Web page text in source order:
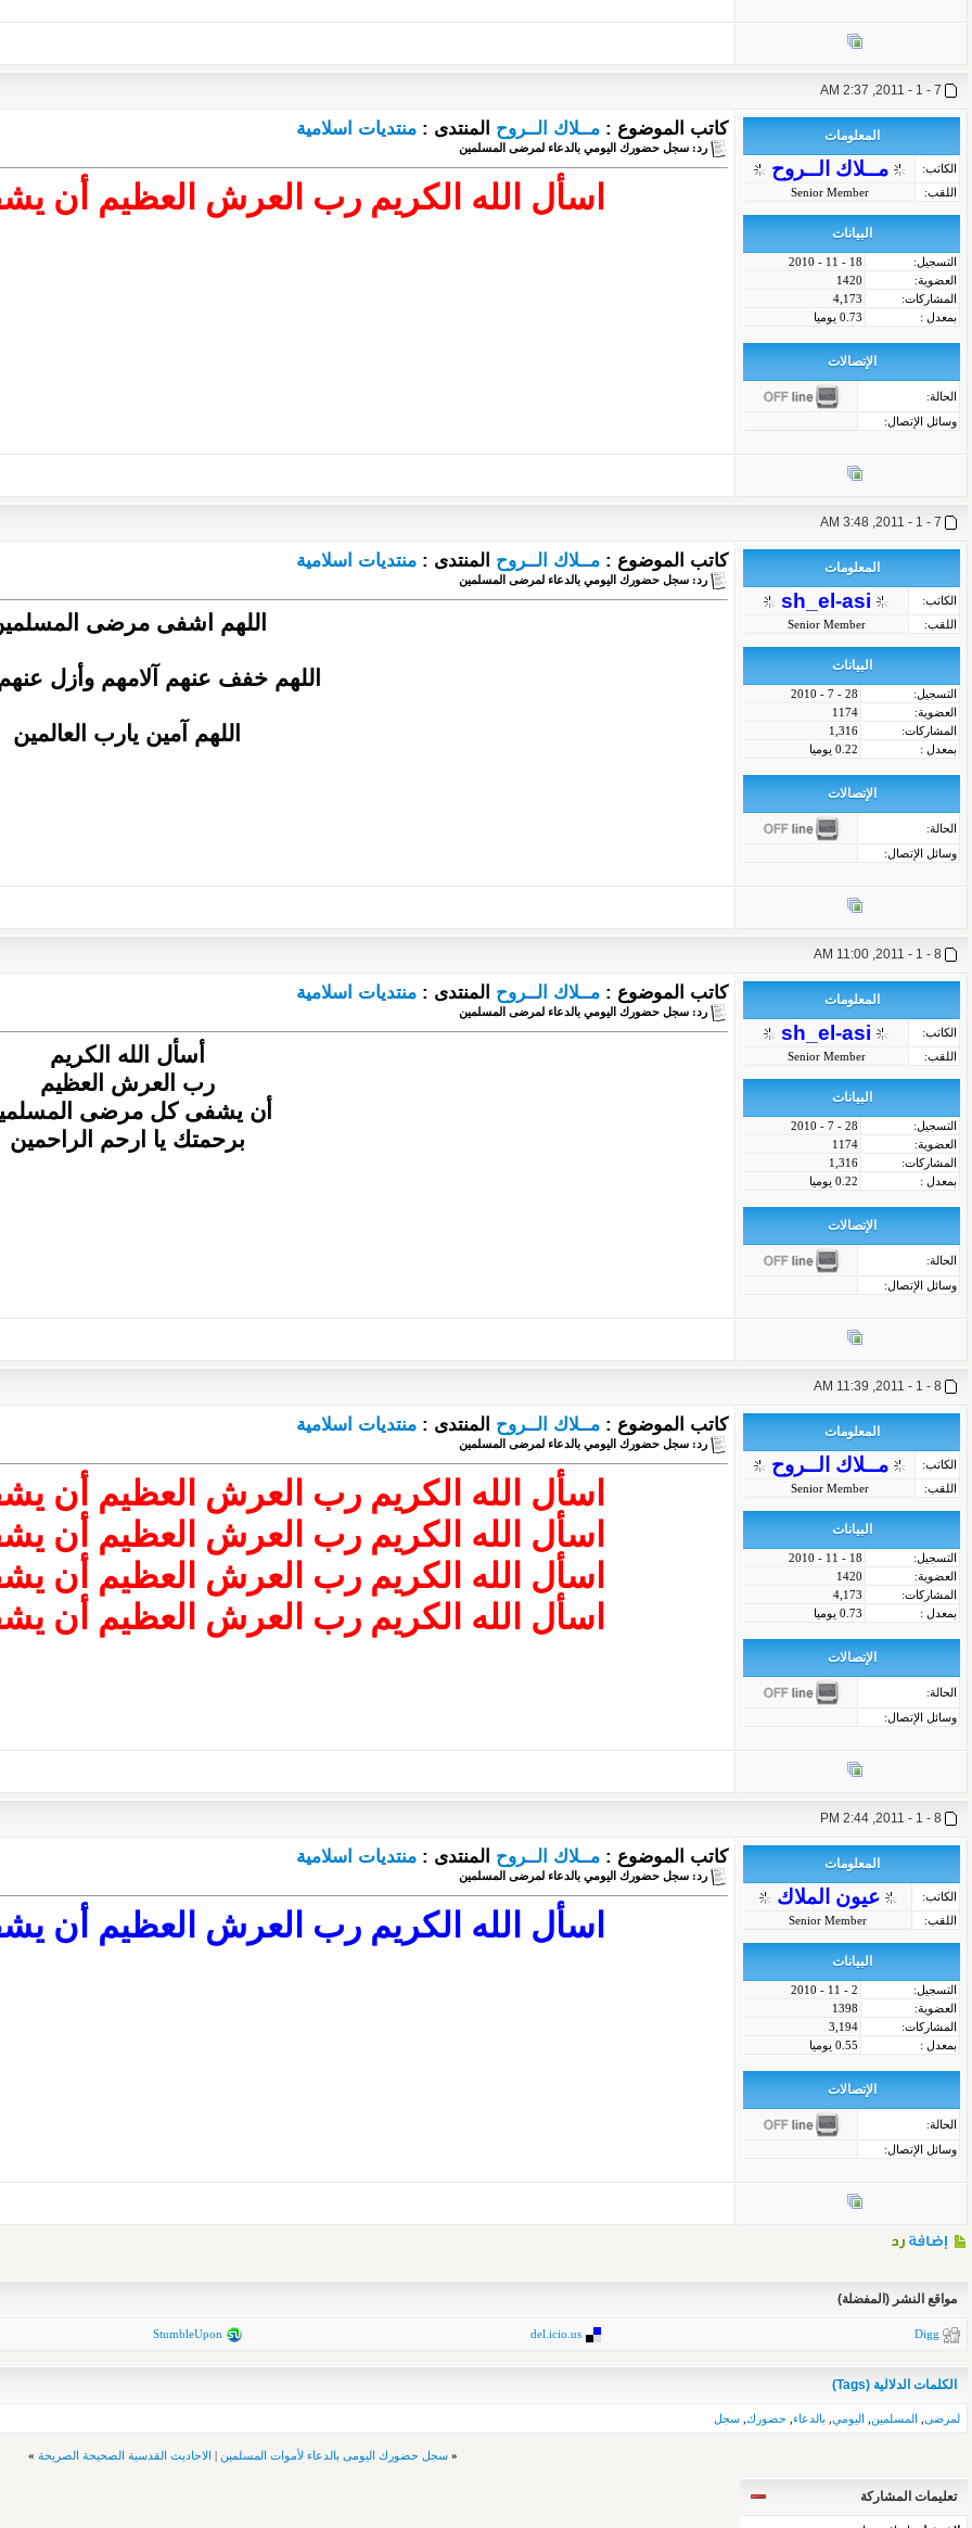
المعلومات
الكاتب: مــلاك الــروح
اللقب: Senior Member
البيانات
التسجيل:
18 - 11 - 2010
العضوية:
1420
المشاركات:
4,173
بمعدل :
0.73 يوميا
الإتصالات
الحالة:
وسائل الإتصال:
كاتب الموضوع : مــلاك الــروح المنتدى : منتديات اسلامية
رد: سجل حضورك اليومي بالدعاء لمرضى المسلمين
اسأل الله الكريم رب العرش العظيم
المعلومات
الكاتب: sh_el-asi
اللقب: Senior Member
البيانات
التسجيل:
28 - 7 - 2010
العضوية:
1174
المشاركات:
1,316
بمعدل :
0.22 يوميا
الإتصالات
الحالة:
وسائل الإتصال:
كاتب الموضوع : مــلاك الــروح المنتدى : منتديات اسلامية
رد: سجل حضورك اليومي بالدعاء لمرضى المسلمين
اللهم اشفى مرضى
اللهم خفف عنهم آلامهم وأزل
اللهم آمين يارب العالمين
المعلومات
الكاتب: sh_el-asi
اللقب: Senior Member
البيانات
التسجيل:
28 - 7 - 2010
العضوية:
1174
المشاركات:
1,316
بمعدل :
0.22 يوميا
الإتصالات
الحالة:
وسائل الإتصال:
كاتب الموضوع : مــلاك الــروح المنتدى : منتديات اسلامية
رد: سجل حضورك اليومي بالدعاء لمرضى المسلمين
أسأل الله الكريم
رب العرش العظيم
أن يشفى كل مرضى
برحمتك يا ارحم الراحمين
المعلومات
الكاتب: مــلاك الــروح
اللقب: Senior Member
البيانات
التسجيل:
18 - 11 - 2010
العضوية:
1420
المشاركات:
4,173
بمعدل :
0.73 يوميا
الإتصالات
الحالة:
وسائل الإتصال:
كاتب الموضوع : مــلاك الــروح المنتدى : منتديات اسلامية
رد: سجل حضورك اليومي بالدعاء لمرضى المسلمين
اسأل الله الكريم رب العرش العظيم
اسأل الله الكريم رب العرش العظيم
اسأل الله الكريم رب العرش العظيم
اسأل الله الكريم رب العرش العظيم
المعلومات
الكاتب: عيون الملاك
اللقب: Senior Member
البيانات
التسجيل:
2 - 11 - 2010
العضوية:
1398
المشاركات:
3,194
بمعدل :
0.55 يوميا
الإتصالات
الحالة:
وسائل الإتصال:
كاتب الموضوع : مــلاك الــروح المنتدى : منتديات اسلامية
رد: سجل حضورك اليومي بالدعاء لمرضى المسلمين
اسأل الله الكريم رب العرش العظيم
مواقع النشر (المفضلة)
Digg
del.icio.us
StumbleUpon
الكلمات الدلالية (Tags)
لمرضى المسلمين اليومي بالدعاء حضورك سجل
« سجل حضورك اليومى بالدعاء لأموات المسلمين | الاحاديث القدسية الصحيحة الصريحة »
تعليمات المشاركة